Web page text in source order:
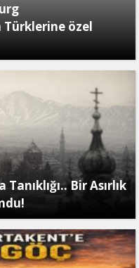
Türklerine özel
Bir Asırlık